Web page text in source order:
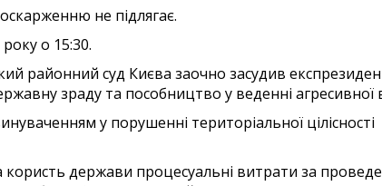
не підлягає.
о 15:30.
районний суд Києва заочно засудив
зраду та пособництво у веденні агресивної
у порушенні територіальної цілісності
держави процесуальні витрати за